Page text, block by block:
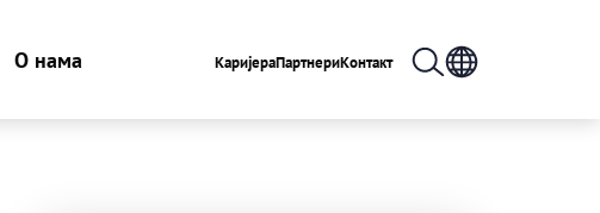
О нама КаријераПартнериКонтакт